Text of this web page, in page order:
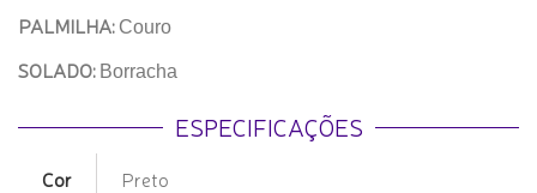
PALMILHA: Couro
SOLADO: Borracha
ESPECIFICAÇÕES
Cor Preto